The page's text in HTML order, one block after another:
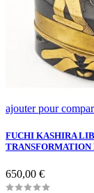
ajouter pour
FUCHI KASHIRA
Prix
650,00 €